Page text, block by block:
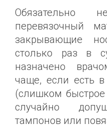
Обязательно
перевязочный
закрывающие
столько раз в
назначено
чаще, если есть
(слишком
случайно
тампонов или